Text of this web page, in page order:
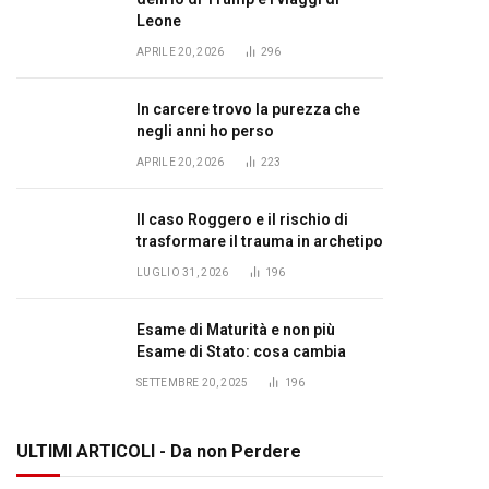
Leone
APRILE 20, 2026 296
In carcere trovo la purezza che
negli anni ho perso
APRILE 20, 2026 223
Il caso Roggero e il rischio di
trasformare il trauma in archetipo
LUGLIO 31, 2026 196
Esame di Maturità e non più
Esame di Stato: cosa cambia
SETTEMBRE 20, 2025 196
ULTIMI ARTICOLI - Da non Perdere